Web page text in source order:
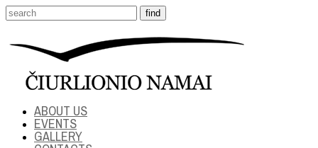
ABOUT US
EVENTS
GALLERY